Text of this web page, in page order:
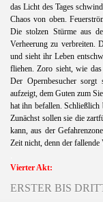
das Licht des Tages
Chaos von oben.
Die stolzen Stürme aus
Verheerung zu verbreiten.
und sieht ihr Leben
fliehen. Zoro sieht, wie
Der Opernbesucher
aufzeigt, dem Guten zum
hat ihn befallen.
Zunächst sollen sie die
kann, aus der
Zeit nicht, denn der fallende
Vierter Akt:
ERSTER BIS